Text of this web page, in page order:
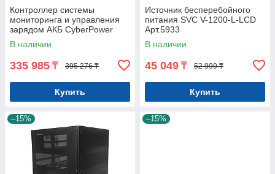
Контроллер системы
мониторинга и управления
зарядом АКБ CyberPower
BM100
В наличии
335 985 ₸ 395 276 ₸
Купить
Источник бесперебойного
питания SVC V-1200-L-LCD
Арт.5933
В наличии
45 049 ₸ 52 999 ₸
Купить
–15% –15%